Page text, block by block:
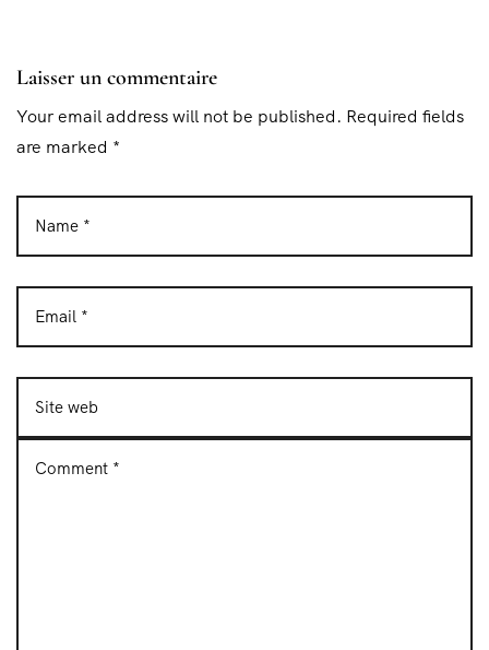
Laisser un commentaire
Your email address will not be published. Required fields
are marked *